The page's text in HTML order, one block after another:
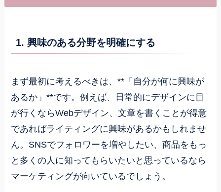
1. 興味のある分野を明確にする
まず最初に考えるべきは、**「自分が何に興味が
あるか」**です。例えば、日常的にデザインに目
が行くならWebデザイン、文章を書くことが得意
であればライティングに興味があるかもしれませ
ん。SNSでフォロワーを増やしたい、商品をもっ
と多くの人に知ってもらいたいと思っているなら
マーケティングが向いているでしょう。